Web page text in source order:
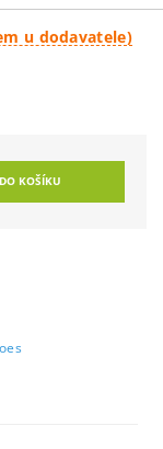
u dodavatele)